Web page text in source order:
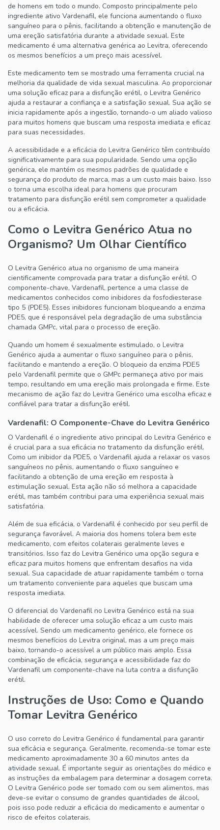
de homens em todo o mundo. Composto principalmente pelo
ingrediente ativo Vardenafil, ele funciona aumentando o fluxo
sanguíneo para o pênis, facilitando a obtenção e manutenção de
uma ereção satisfatória durante a atividade sexual. Este
medicamento é uma alternativa genérica ao Levitra, oferecendo
os mesmos benefícios a um preço mais acessível.
Este medicamento tem se mostrado uma ferramenta crucial na
melhoria da qualidade de vida sexual masculina. Ao proporcionar
uma solução eficaz para a disfunção erétil, o Levitra Genérico
ajuda a restaurar a confiança e a satisfação sexual. Sua ação se
inicia rapidamente após a ingestão, tornando-o um aliado valioso
para muitos homens que buscam uma resposta imediata e eficaz
para suas necessidades.
A acessibilidade e a eficácia do Levitra Genérico têm contribuído
significativamente para sua popularidade. Sendo uma opção
genérica, ele mantém os mesmos padrões de qualidade e
segurança do produto de marca, mas a um custo mais baixo. Isso
o torna uma escolha ideal para homens que procuram
tratamento para disfunção erétil sem comprometer a qualidade
ou a eficácia.
Como o Levitra Genérico Atua no
Organismo? Um Olhar Científico
O Levitra Genérico atua no organismo de uma maneira
cientificamente comprovada para tratar a disfunção erétil. O
componente-chave, Vardenafil, pertence a uma classe de
medicamentos conhecidos como inibidores da fosfodiesterase
tipo 5 (PDE5). Esses inibidores funcionam bloqueando a enzima
PDE5, que é responsável pela degradação de uma substância
chamada GMPc, vital para o processo de ereção.
Quando um homem é sexualmente estimulado, o Levitra
Genérico ajuda a aumentar o fluxo sanguíneo para o pênis,
facilitando e mantendo a ereção. O bloqueio da enzima PDE5
pelo Vardenafil permite que o GMPc permaneça ativo por mais
tempo, resultando em uma ereção mais prolongada e firme. Este
mecanismo de ação faz do Levitra Genérico uma escolha eficaz e
confiável para tratar a disfunção erétil.
Vardenafil: O Componente-Chave do Levitra Genérico
O Vardenafil é o ingrediente ativo principal do Levitra Genérico e
é crucial para a sua eficácia no tratamento da disfunção erétil.
Como um inibidor da PDE5, o Vardenafil ajuda a relaxar os vasos
sanguíneos no pênis, aumentando o fluxo sanguíneo e
facilitando a obtenção de uma ereção em resposta à
estimulação sexual. Esta ação não só melhora a capacidade
erétil, mas também contribui para uma experiência sexual mais
satisfatória.
Além de sua eficácia, o Vardenafil é conhecido por seu perfil de
segurança favorável. A maioria dos homens tolera bem este
medicamento, com efeitos colaterais geralmente leves e
transitórios. Isso faz do Levitra Genérico uma opção segura e
eficaz para muitos homens que enfrentam desafios na vida
sexual. Sua capacidade de atuar rapidamente também o torna
um tratamento conveniente para aqueles que buscam uma
resposta imediata.
O diferencial do Vardenafil no Levitra Genérico está na sua
habilidade de oferecer uma solução eficaz a um custo mais
acessível. Sendo um medicamento genérico, ele fornece os
mesmos benefícios do Levitra original, mas a um preço mais
baixo, tornando-o acessível a um público mais amplo. Essa
combinação de eficácia, segurança e acessibilidade faz do
Vardenafil um componente-chave na luta contra a disfunção
erétil.
Instruções de Uso: Como e Quando
Tomar Levitra Genérico
O uso correto do Levitra Genérico é fundamental para garantir
sua eficácia e segurança. Geralmente, recomenda-se tomar este
medicamento aproximadamente 30 a 60 minutos antes da
atividade sexual. É importante seguir as orientações do médico e
as instruções da embalagem para determinar a dosagem correta.
O Levitra Genérico pode ser tomado com ou sem alimentos, mas
deve-se evitar o consumo de grandes quantidades de álcool,
pois isso pode reduzir a eficácia do medicamento e aumentar o
risco de efeitos colaterais.